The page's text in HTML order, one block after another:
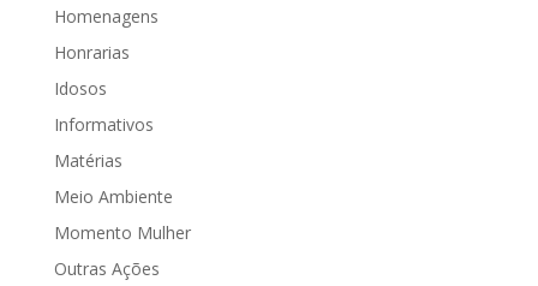
Homenagens
Honrarias
Idosos
Informativos
Matérias
Meio Ambiente
Momento Mulher
Outras Ações